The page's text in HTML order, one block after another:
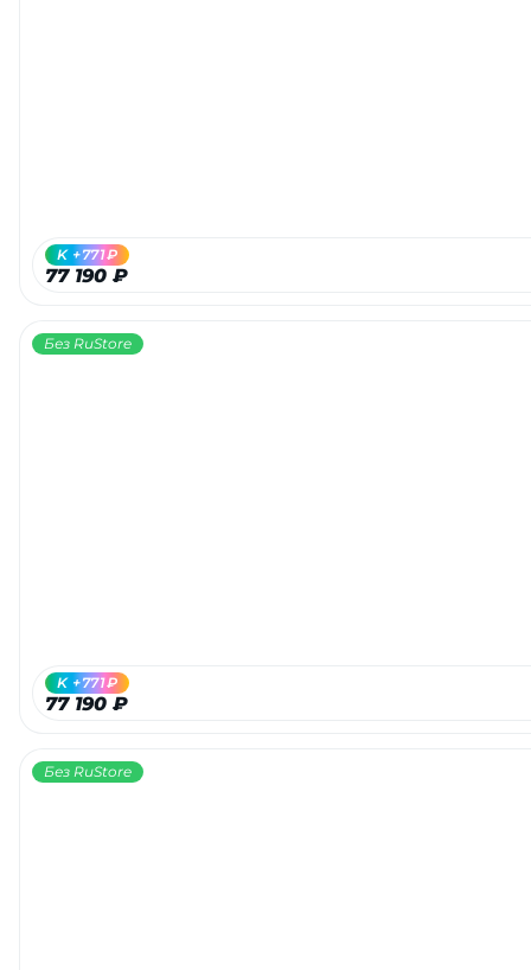
77 190 ₽
K +771₽
Без RuStore
77 190 ₽
K +771₽
Без RuStore